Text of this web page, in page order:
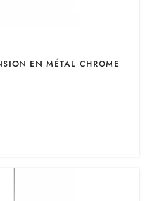
EN MÉTAL CHROME